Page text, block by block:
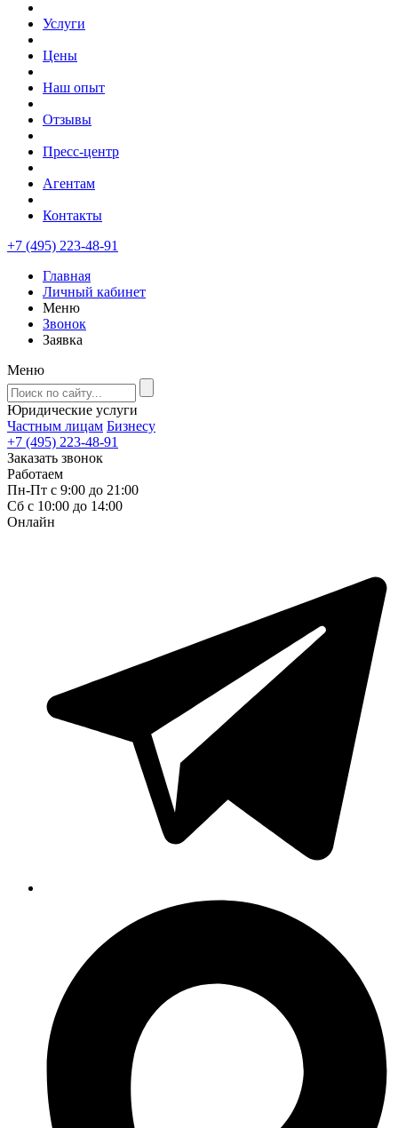
Услуги
Цены
Наш опыт
Отзывы
Пресс-центр
Агентам
Контакты
+7 (495) 223-48-91
Главная
Личный кабинет
Меню
Звонок
Заявка
Меню
Юридические услуги
Частным лицам Бизнесу
+7 (495) 223-48-91
Заказать звонок
Работаем
Пн-Пт с 9:00 до 21:00
Сб с 10:00 до 14:00
Онлайн